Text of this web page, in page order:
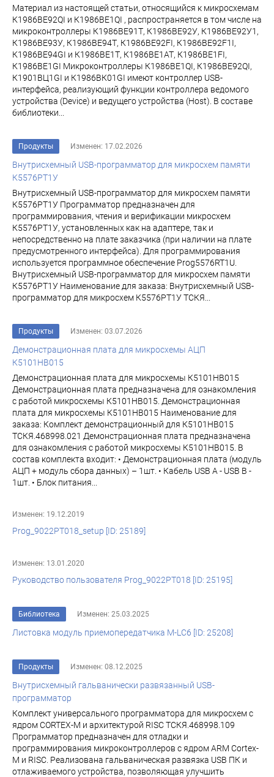
Материал из настоящей статьи, относящийся к микросхемам
К1986ВЕ92QI и К1986ВЕ1QI , распространяется в том числе на
микроконтроллеры К1986ВЕ91Т, К1986ВЕ92У, К1986ВЕ92У1,
К1986ВЕ93У, К1986ВЕ94Т, К1986ВЕ92FI, К1986ВЕ92F1I,
К1986ВЕ94GI и К1986ВЕ1Т, К1986ВЕ1АТ, К1986ВЕ1FI,
К1986ВЕ1GI Микроконтроллеры К1986ВЕ1QI, К1986ВЕ92QI,
К1901ВЦ1GI и К1986ВК01GI имеют контроллер USB-
интерфейса, реализующий функции контроллера ведомого
устройства (Device) и ведущего устройства (Host). В составе
библиотеки...
Продукты Изменен: 17.02.2026
Внутрисхемный USB-программатор для микросхем памяти
К5576РТ1У
Внутрисхемный USB-программатор для микросхем памяти
К5576РТ1У Программатор предназначен для
программирования, чтения и верификации микросхем
К5576РТ1У, установленных как на адаптере, так и
непосредственно на плате заказчика (при наличии на плате
предусмотренного интерфейса). Для программирования
используется программное обеспечение Prog5576RT1U.
Внутрисхемный USB-программатор для микросхем памяти
К5576РТ1У Наименование для заказа: Внутрисхемный USB-
программатор для микросхем К5576РТ1У ТСКЯ...
Продукты Изменен: 03.07.2026
Демонстрационная плата для микросхемы АЦП
К5101НВ015
Демонстрационная плата для микросхемы К5101НВ015
Демонстрационная плата предназначена для ознакомления
с работой микросхемы К5101НВ015. Демонстрационная
плата для микросхемы К5101НВ015 Наименование для
заказа: Комплект демонстрационный для К5101НВ015
ТСКЯ.468998.021 Демонстрационная плата предназначена
для ознакомления с работой микросхемы К5101НВ015. В
состав комплекта входит: • Демонстрационная плата (модуль
АЦП + модуль сбора данных) – 1шт. • Кабель USB A - USB B -
1шт. • Блок питания...
Изменен: 19.12.2019
Prog_9022PT018_setup [ID: 25189]
Изменен: 13.01.2020
Руководство пользователя Prog_9022PT018 [ID: 25195]
Библиотека Изменен: 25.03.2025
Листовка модуль приемопередатчика M-LC6 [ID: 25208]
Продукты Изменен: 08.12.2025
Внутрисхемный гальванически развязанный USB-
программатор
Комплект универсального программатора для микросхем с
ядром CORTEX-M и архитектурой RISC ТСКЯ.468998.109
Программатор предназначен для отладки и
программирования микроконтроллеров с ядром ARM Cortex-
M и RISC. Реализована гальваническая развязка USB ПК и
отлаживаемого устройства, позволяющая улучшить